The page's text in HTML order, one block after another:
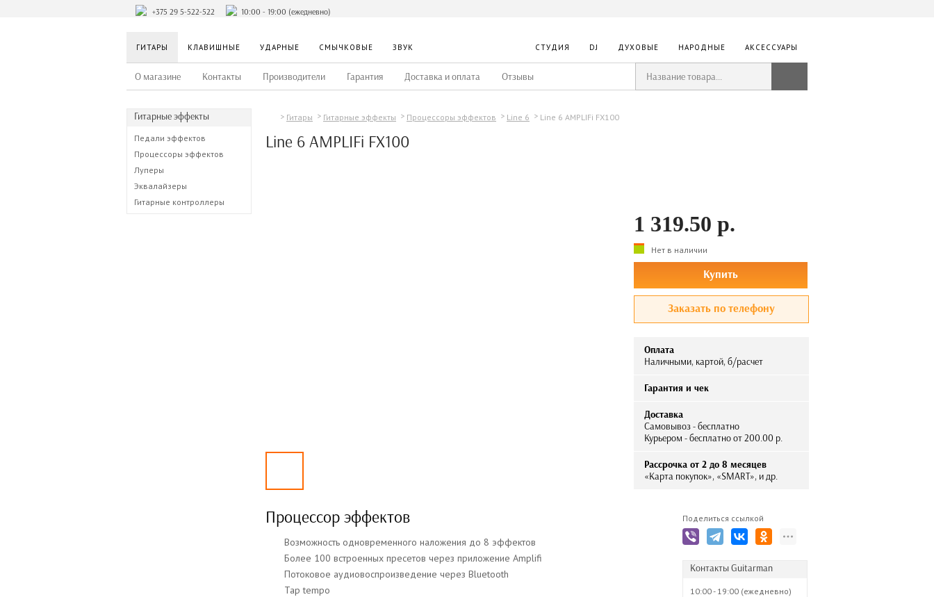
+375 29 5-522-522 10:00 - 19:00 (ежедневно)
ГИТАРЫ КЛАВИШНЫЕ УДАРНЫЕ СМЫЧКОВЫЕ ЗВУК СТУДИЯ DJ ДУХОВЫЕ НАРОДНЫЕ АКСЕССУАРЫ
О магазине Контакты Производители Гарантия Доставка и оплата Отзывы
Гитарные эффекты
Педали эффектов
Процессоры эффектов
Луперы
Эквалайзеры
Гитарные контроллеры
Гитары Гитарные эффекты Процессоры эффектов Line 6 Line 6 AMPLIFi FX100
Line 6 AMPLIFi FX100
1 319.50 р.
Нет в наличии
Купить
Заказать по телефону
Оплата
Наличными, картой, б/расчет
Гарантия и чек
Доставка
Самовывоз - бесплатно
Курьером - бесплатно от 200.00 р.
Рассрочка от 2 до 8 месяцев
«Карта покупок», «SMART», и др.
Процессор эффектов
Возможность одновременного наложения до 8 эффектов
Более 100 встроенных пресетов через приложение Amplifi
Потоковое аудиовоспроизведение через Bluetooth
Tap tempo
Поделиться ссылкой
Контакты Guitarman
10:00 - 19:00 (ежедневно)